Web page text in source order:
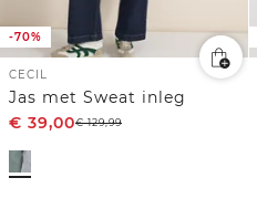
-70%
CECIL
Jas met Sweat inleg
€ 39,00€129,99